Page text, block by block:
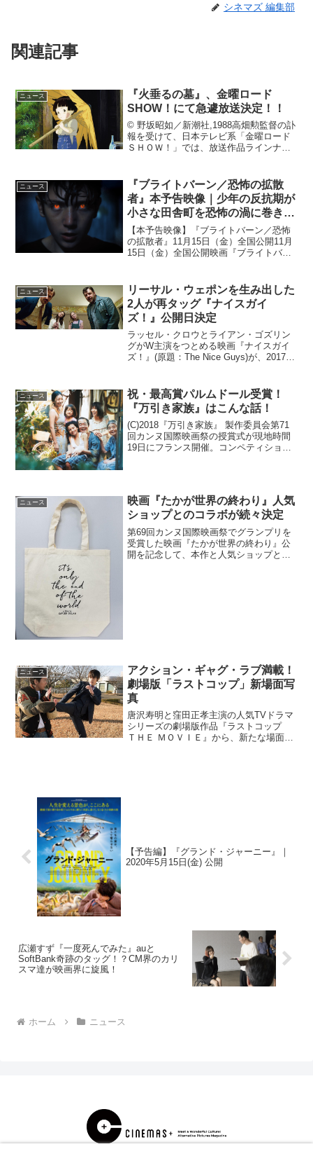
シネマズ 編集部
関連記事
ニュース
『火垂るの墓』、金曜ロード
SHOW！にて急遽放送決定！！
© 野坂昭如／新潮社,1988高畑勲監督の訃
報を受けて、日本テレビ系「金曜ロード
ＳＨＯＷ！」では、放送作品ラインナッ
月13日に放送される。当初13日を予定し
ていた『名探...
ニュース
『ブライトバーン／恐怖の拡散
者』本予告映像｜少年の反抗期が
小さな田舎町を恐怖の渦に巻き込
んでいく
【本予告映像】『ブライトバーン／恐怖
の拡散者』11月15日（金）全国公開11月
15日（金）全国公開映画『ブライトバー
大ヒット作『ガーディアンズ・オブ・ギ
ャラクシー』シリ...
ニュース
リーサル・ウェポンを生み出した
2人が再タッグ『ナイスガイ
ズ！』公開日決定
ラッセル・クロウとライアン・ゴズリン
グがW主演をつとめる映画『ナイスガイ
ズ！』(原題：The Nice Guys)が、2017年
ズリング『ナイスガイズ！』シングルフ
ァ...
ニュース
祝・最高賞パルムドール受賞！
『万引き家族』はこんな話！
(C)2018『万引き家族』 製作委員会第71
回カンヌ国際映画祭の授賞式が現地時間
19日にフランス開催。コンペティション
監督作『うな...
ニュース
映画『たかが世界の終わり』人気
ショップとのコラボが続々決定
第69回カンヌ国際映画祭でグランプリを
受賞した映画『たかが世界の終わり』公
開を記念して、本作と人気ショップとの
ニュース
アクション・ギャグ・ラブ満載！
劇場版「ラストコップ」新場面写
真
唐沢寿明と窪田正孝主演の人気TVドラマ
シリーズの劇場版作品『ラストコップ
ＴＨＥ ＭＯＶＩＥ』から、新たな場面写
【予告編】『グランド・ジャーニー』｜
2020年5月15日(金) 公開
広瀬すず『一度死んでみた』auと
SoftBank奇跡のタッグ！？CM界のカリ
スマ達が映画界に旋風！
ホーム ニュース